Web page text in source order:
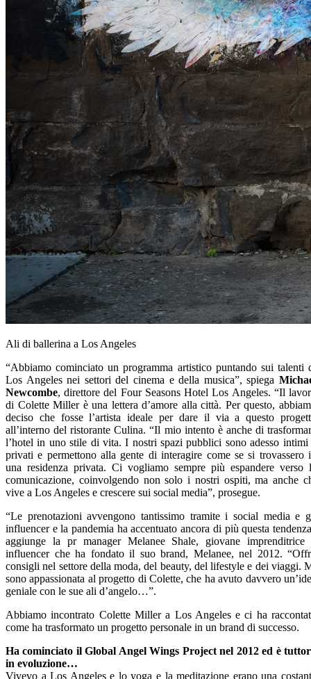
Ali di ballerina a Los Angeles
“Abbiamo cominciato un programma artistico puntando sui talenti
Los Angeles nei settori del cinema e della musica”, spiega
Newcombe, direttore del Four Seasons Hotel Los Angeles. “Il
di Colette Miller è una lettera d’amore alla città. Per questo,
deciso che fosse l’artista ideale per dare il via a questo
all’interno del ristorante Culina. “Il mio intento è anche di
l’hotel in uno stile di vita. I nostri spazi pubblici sono adesso intimi
privati e permettono alla gente di interagire come se si trovassero
una residenza privata. Ci vogliamo sempre più espandere verso
comunicazione, coinvolgendo non solo i nostri ospiti, ma anche
vive a Los Angeles e crescere sui social media”, prosegue.
“Le prenotazioni avvengono tantissimo tramite i social media e
influencer e la pandemia ha accentuato ancora di più questa
aggiunge la pr manager Melanee Shale, giovane imprenditrice
influencer che ha fondato il suo brand, Melanee, nel 2012.
consigli nel settore della moda, del beauty, del lifestyle e dei viaggi.
sono appassionata al progetto di Colette, che ha avuto davvero
geniale con le sue ali d’angelo…”.
Abbiamo incontrato Colette Miller a Los Angeles e ci ha
come ha trasformato un progetto personale in un brand di successo.
Ha cominciato il Global Angel Wings Project nel 2012 ed è
in evoluzione…
Vivevo a Los Angeles e lo yoga e la meditazione erano una